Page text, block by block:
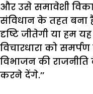
और उसे समावेशी
संविधान के तहत बना
दृष्टि जीतेगी या हम यह
विचारधारा को समर्पण
विभाजन की राजनीति
करने देंगे.’’